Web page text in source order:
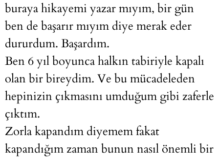
buraya hikayemi yazar mıyım, bir gün
ben de başarır mıyım diye merak eder
dururdum. Başardım.
Ben 6 yıl boyunca halkın tabiriyle kapalı
olan bir bireydim. Ve bu mücadeleden
hepinizin çıkmasını umduğum gibi zaferle
çıktım.
Zorla kapandım diyemem fakat
kapandığım zaman bunun nasıl önemli bir